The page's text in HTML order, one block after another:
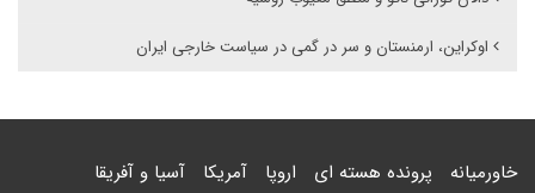
اوکراین، ارمنستان و سر در گمی در سیاست خارجی ایران
خاورمیانه پرونده هسته ای اروپا آمریکا آسیا و آفریقا